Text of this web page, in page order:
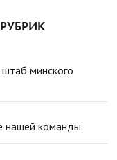
минского
нашей команды